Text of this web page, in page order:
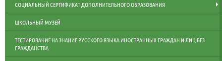
СОЦИАЛЬНЫЙ СЕРТИФИКАТ ДОПОЛНИТЕЛЬНОГО ОБРАЗОВАНИЯ
ШКОЛЬНЫЙ МУЗЕЙ
ТЕСТИРОВАНИЕ НА ЗНАНИЕ РУССКОГО ЯЗЫКА ИНОСТРАННЫХ ГРАЖДАН И ЛИЦ БЕЗ
ГРАЖДАНСТВА